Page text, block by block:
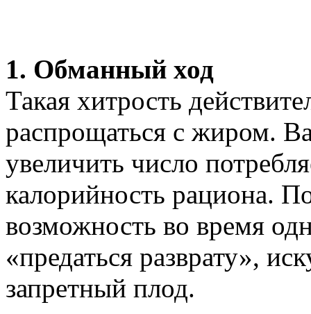
1. Обманный ход
Такая хитрость
распрощаться с жиром.
увеличить число
калорийность рациона.
возможность во время
«предаться разврату»,
запретный плод.